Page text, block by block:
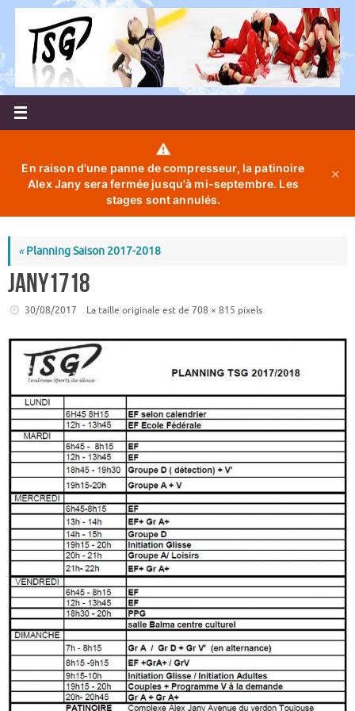
Passer
contenu
⚠️
En raison d'une panne de compresseur, la patinoire
Alex Jany sera fermée jusqu'à mi-septembre. Les
stages sont annulés.
✕
«Planning Saison 2017-2018
Jany1718
30/08/2017 La taille originale est de 708 × 815 pixels